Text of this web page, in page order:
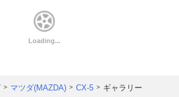
マツダ(MAZDA) CX-5 ギャラリー